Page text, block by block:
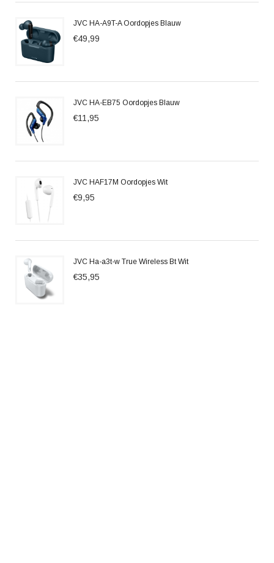
JVC HA-A9T-A Oordopjes Blauw
€49,99
JVC HA-EB75 Oordopjes Blauw
€11,95
JVC HAF17M Oordopjes Wit
€9,95
JVC Ha-a3t-w True Wireless Bt Wit
€35,95